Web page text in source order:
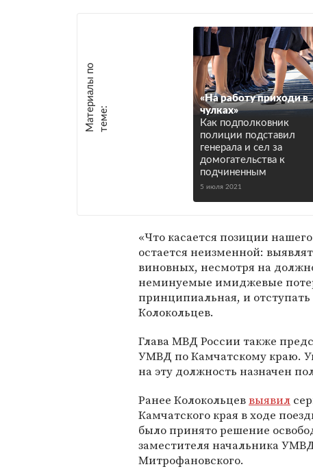
М
а
т е
р
и
а
л
ы
п
о
т
е
м
е :
«На работу приходи в
чулках»
Как подполковник
полиции подставил
генерала и сел за
домогательства к
подчиненным
5 июля 2021
«Что касается позиции
остается неизменной:
виновных, несмотря на
неминуемые имиджевые
принципиальная, и
Колокольцев.
Глава МВД России также
УМВД по Камчатскому краю.
на эту должность назначен
Ранее Колокольцеввыявил
Камчатского края в ходе
было принято решение
заместителя начальника
Митрофановского.